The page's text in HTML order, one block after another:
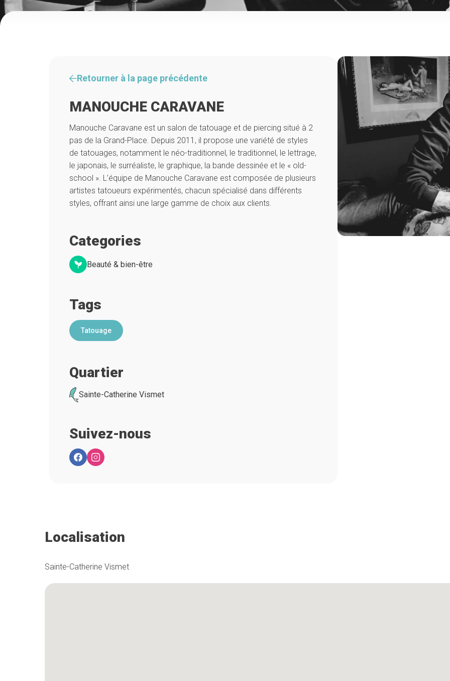
Retourner à la page précédente
MANOUCHE CARAVANE
Manouche Caravane est un salon de tatouage et de piercing situé à 2
pas de la Grand-Place. Depuis 2011, il propose une variété de styles
de tatouages, notamment le néo-traditionnel, le traditionnel, le lettrage,
le japonais, le surréaliste, le graphique, la bande dessinée et le « old-
school ». L’équipe de Manouche Caravane est composée de plusieurs
artistes tatoueurs expérimentés, chacun spécialisé dans différents
styles, offrant ainsi une large gamme de choix aux clients.
Categories
Beauté & bien-être
Tags
Tatouage
Quartier
Sainte-Catherine Vismet
Suivez-nous
Localisation
Sainte-Catherine Vismet